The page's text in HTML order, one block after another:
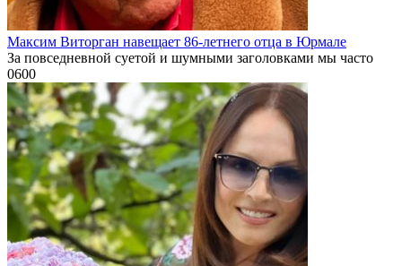
Максим Виторган навещает 86-летнего отца в Юрмале
За повседневной суетой и шумными заголовками мы часто
0600